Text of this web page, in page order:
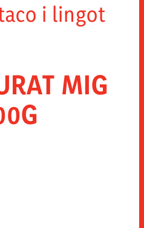
MIG
i lingot